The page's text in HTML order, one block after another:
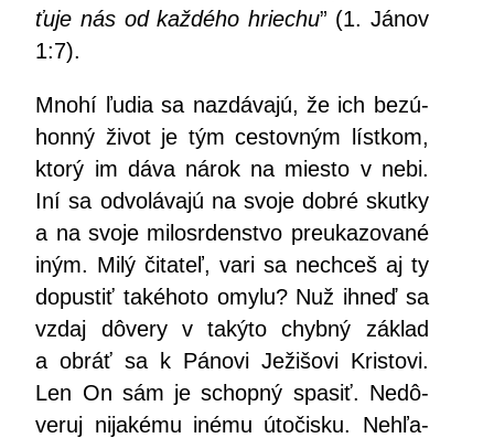
ťu­je nás od kaž­dé­ho hrie­chu” (1. Jánov
1:7).
Mno­hí ľudia sa naz­dá­va­jú, že ich bez­ú­
hon­ný život je tým ces­tov­ným lís­tkom,
kto­rý im dáva nárok na mies­to v nebi.
Iní sa odvo­lá­va­jú na svo­je dob­ré skut­ky
a na svo­je milo­sr­den­stvo pre­uka­zo­va­né
iným. Milý čita­teľ, vari sa nech­ceš aj ty
dopus­tiť také­ho­to omy­lu? Nuž ihneď sa
vzdaj dôve­ry v taký­to chyb­ný základ
a obráť sa k Páno­vi Ježi­šo­vi Kris­to­vi.
Len On sám je schop­ný spa­siť. Nedô­
ve­ruj nija­ké­mu iné­mu úto­čis­ku. Nehľa­